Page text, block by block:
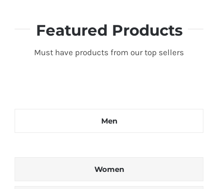
Featured Products
Must have products from our top sellers
Men
Women